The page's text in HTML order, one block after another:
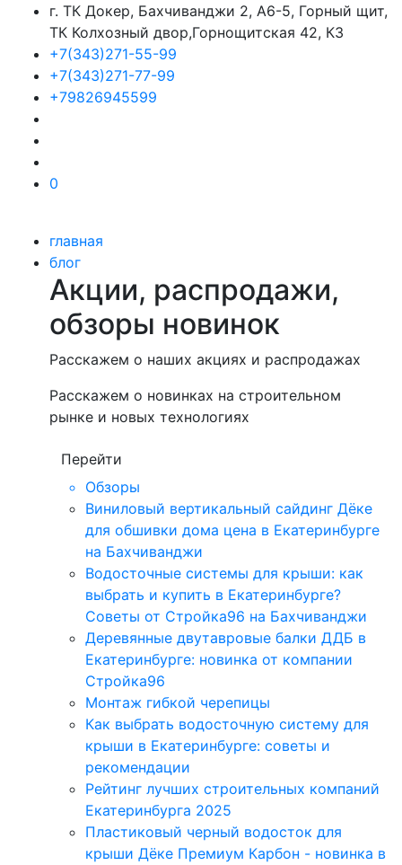
г. ТК Докер, Бахчиванджи 2, А6-5, Горный щит,
ТК Колхозный двор,Горнощитская 42, К3
+7(343)271-55-99
+7(343)271-77-99
+79826945599
0
главная
блог
Акции, распродажи,
обзоры новинок
Расскажем о наших акциях и распродажах
Расскажем о новинках на строительном
рынке и новых технологиях
Перейти
Обзоры
Виниловый вертикальный сайдинг Дёке
для обшивки дома цена в Екатеринбурге
на Бахчиванджи
Водосточные системы для крыши: как
выбрать и купить в Екатеринбурге?
Советы от Стройка96 на Бахчиванджи
Деревянные двутавровые балки ДДБ в
Екатеринбурге: новинка от компании
Стройка96
Монтаж гибкой черепицы
Как выбрать водосточную систему для
крыши в Екатеринбурге: советы и
рекомендации
Рейтинг лучших строительных компаний
Екатеринбурга 2025
Пластиковый черный водосток для
крыши Дёке Премиум Карбон - новинка в